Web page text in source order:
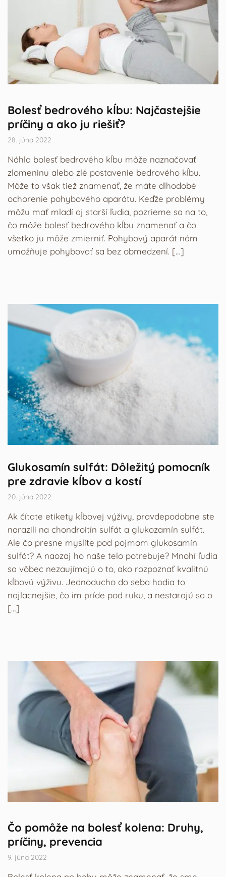
Bolesť bedrového kĺbu: Najčastejšie
príčiny a ako ju riešiť?
28. júna 2022
Náhla bolesť bedrového kĺbu môže naznačovať
zlomeninu alebo zlé postavenie bedrového kĺbu.
Môže to však tiež znamenať, že máte dlhodobé
ochorenie pohybového aparátu. Keďže problémy
môžu mať mladí aj starší ľudia, pozrieme sa na to,
čo môže bolesť bedrového kĺbu znamenať a čo
všetko ju môže zmierniť. Pohybový aparát nám
umožňuje pohybovať sa bez obmedzení. […]
Glukosamín sulfát: Dôležitý pomocník
pre zdravie kĺbov a kostí
20. júna 2022
Ak čítate etikety kĺbovej výživy, pravdepodobne ste
narazili na chondroitín sulfát a glukozamín sulfát.
Ale čo presne myslíte pod pojmom glukosamín
sulfát? A naozaj ho naše telo potrebuje? Mnohí ľudia
sa vôbec nezaujímajú o to, ako rozpoznať kvalitnú
kĺbovú výživu. Jednoducho do seba hodia to
najlacnejšie, čo im príde pod ruku, a nestarajú sa o
[…]
Čo pomôže na bolesť kolena: Druhy,
príčiny, prevencia
9. júna 2022